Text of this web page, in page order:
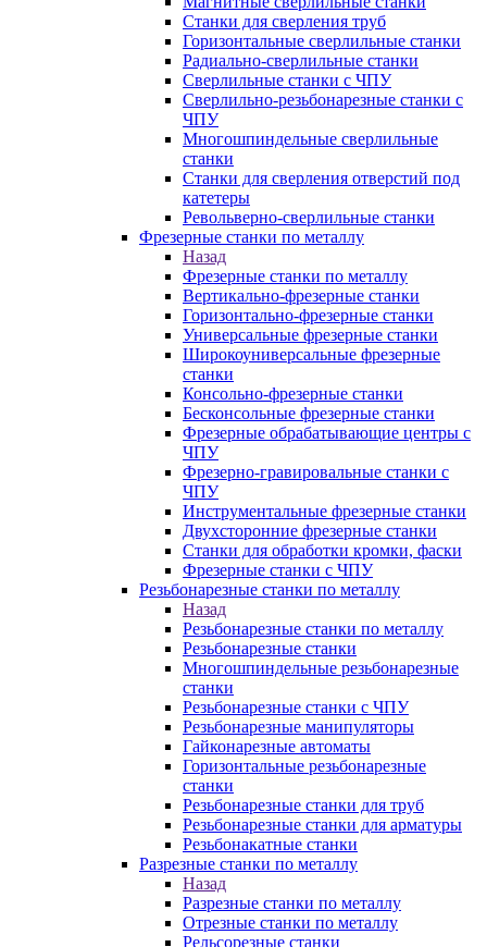
Станки для сверления труб
Горизонтальные сверлильные станки
Радиально-сверлильные станки
Сверлильные станки с ЧПУ
Сверлильно-резьбонарезные станки с
ЧПУ
Многошпиндельные сверлильные
станки
Станки для сверления отверстий под
катетеры
Револьверно-сверлильные станки
Фрезерные станки по металлу
Назад
Фрезерные станки по металлу
Вертикально-фрезерные станки
Горизонтально-фрезерные станки
Универсальные фрезерные станки
Широкоуниверсальные фрезерные
станки
Консольно-фрезерные станки
Бесконсольные фрезерные станки
Фрезерные обрабатывающие центры с
ЧПУ
Фрезерно-гравировальные станки с
ЧПУ
Инструментальные фрезерные станки
Двухсторонние фрезерные станки
Станки для обработки кромки, фаски
Фрезерные станки с ЧПУ
Резьбонарезные станки по металлу
Назад
Резьбонарезные станки по металлу
Резьбонарезные станки
Многошпиндельные резьбонарезные
станки
Резьбонарезные станки с ЧПУ
Резьбонарезные манипуляторы
Гайконарезные автоматы
Горизонтальные резьбонарезные
станки
Резьбонарезные станки для труб
Резьбонарезные станки для арматуры
Резьбонакатные станки
Разрезные станки по металлу
Назад
Разрезные станки по металлу
Отрезные станки по металлу
Рельсорезные станки